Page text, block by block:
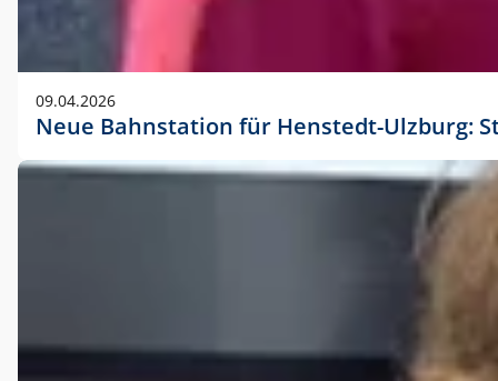
09.04.2026
Neue Bahnstation für Henstedt-Ulzburg: